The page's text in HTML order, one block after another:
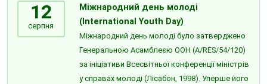
12
серпня
Міжнародний день молоді
(International Youth Day)
Міжнародний день молоді було затверджено
Генеральною Асамблеєю ООН (A/RES/54/120)
за ініціативи Всесвітньої конференції міністрів
у справах молоді (Лісабон, 1998). Уперше його